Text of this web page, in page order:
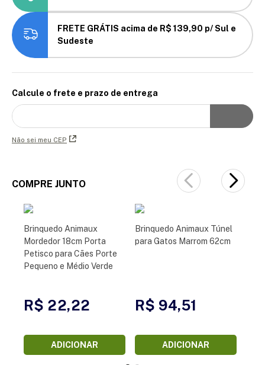
FRETE GRÁTIS acima de R$ 139,90 p/ Sul e
Sudeste
Calcule o frete e prazo de entrega
Não sei meu CEP
COMPRE JUNTO
Brinquedo Animaux
Mordedor 18cm Porta
Petisco para Cães Porte
Pequeno e Médio Verde
R$ 22,22
ADICIONAR
Brinquedo Animaux Túnel
para Gatos Marrom 62cm
R$ 94,51
ADICIONAR